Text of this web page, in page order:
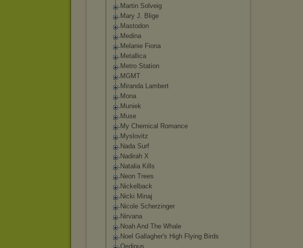
Martin Solveig
Mary J. Blige
Mastodon
Medina
Melanie Fiona
Metallica
Metro Station
MGMT
Miranda Lambert
Mona
Muniek
Muse
My Chemical Romance
Myslovitz
Nada Surf
Nadirah X
Natalia Kills
Neon Trees
Nickelback
Nicki Minaj
Nicole Scherzinger
Nirvana
Noah And The Whale
Noel Gallagher's High Flying Birds
Oedipus